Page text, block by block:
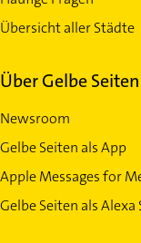
Übersicht aller Städte
Über Gelbe Seiten
Newsroom
Gelbe Seiten als App
Apple Messages for
Gelbe Seiten als Alexa